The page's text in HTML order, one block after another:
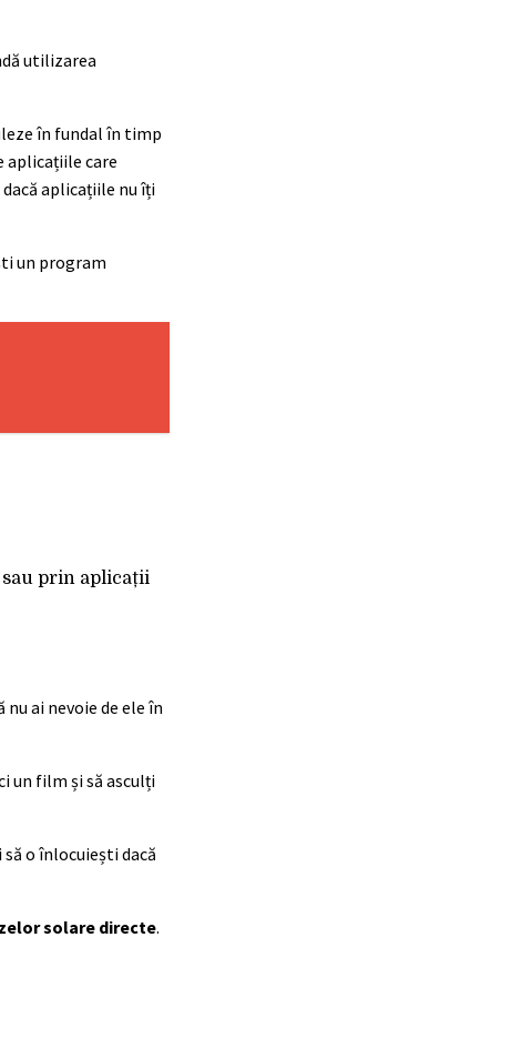
utilizarea
în fundal în timp
aplicațiile care
aplicațiile nu îți
un program
sau prin aplicații
ai nevoie de ele în
un film și să asculți
o înlocuiești dacă
solare directe.